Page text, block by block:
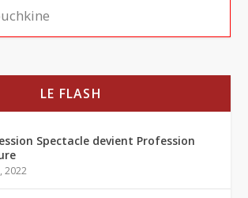
LE FLASH
Spectacle devient Profession
2022